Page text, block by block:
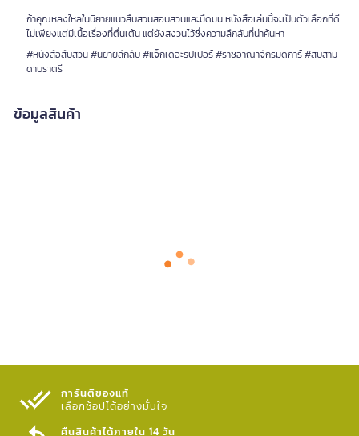
ถ้าคุณหลงใหลในนิยายแนวสืบสวนสอบสวนและมืดมน หนังสือเล่มนี้จะเป็นตัวเลือกที่ดี
ไม่เพียงแต่มีเนื้อเรื่องที่ตื่นเต้น แต่ยังสงวนไว้ซึ่งความลึกลับที่น่าค้นหา
#หนังสือสืบสวน #นิยายลึกลับ #แจ็กเดอะริปเปอร์ #ราชอาณาจักรมิดการ์ #สิบสาม
ดาบราตรี
ข้อมูลสินค้า
การันตีของแท้
เลือกช้อปได้อย่างมั่นใจ​
คืนสินค้าได้ภายใน 14 วัน